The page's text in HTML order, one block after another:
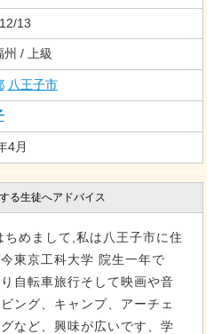
13
州 / 上級
八王子市
4月
る生徒へアドバイス
ちめまして,私は八王子市に住
東京工科大学 院生一年で
自転車旅行そして映画や音
ング、キャンプ、アーチェ
など、興味が広いです、学